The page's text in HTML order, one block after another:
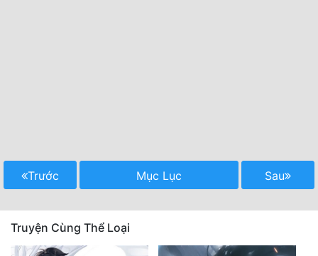
Trước Mục Lục Sau
Truyện Cùng Thể Loại